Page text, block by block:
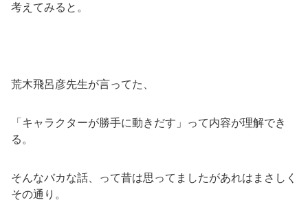
考えてみると。
荒木飛呂彦先生が言ってた、
「キャラクターが勝手に動きだす」って内容が理解でき
る。
そんなバカな話、って昔は思ってましたがあれはまさしく
その通り。